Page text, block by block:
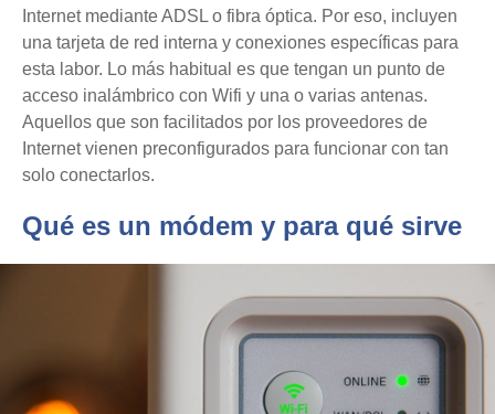
Internet mediante ADSL o fibra óptica. Por eso, incluyen
una tarjeta de red interna y conexiones específicas para
esta labor. Lo más habitual es que tengan un punto de
acceso inalámbrico con Wifi y una o varias antenas.
Aquellos que son facilitados por los proveedores de
Internet vienen preconfigurados para funcionar con tan
solo conectarlos.
Qué es un módem y para qué sirve